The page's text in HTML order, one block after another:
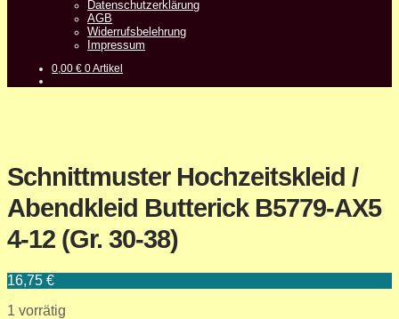
Datenschutzerklärung
AGB
Widerrufsbelehrung
Impressum
0,00€ 0 Artikel
Schnittmuster Hochzeitskleid /
Abendkleid Butterick B5779-AX5
4-12 (Gr. 30-38)
16,75 €
1 vorrätig